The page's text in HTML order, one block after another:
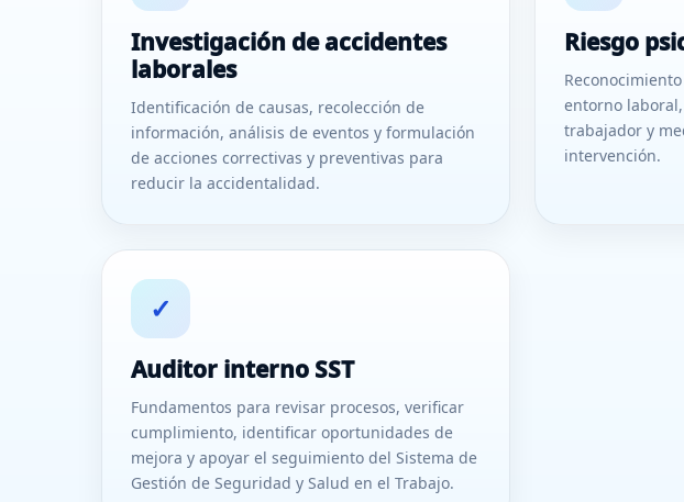
Investigación de accidentes
laborales
Identificación de causas, recolección de
información, análisis de eventos y formulación
de acciones correctivas y preventivas para
reducir la accidentalidad.
Riesgo
entorno
trabajador y
intervención.
✓
Auditor interno SST
Fundamentos para revisar procesos, verificar
cumplimiento, identificar oportunidades de
mejora y apoyar el seguimiento del Sistema de
Gestión de Seguridad y Salud en el Trabajo.